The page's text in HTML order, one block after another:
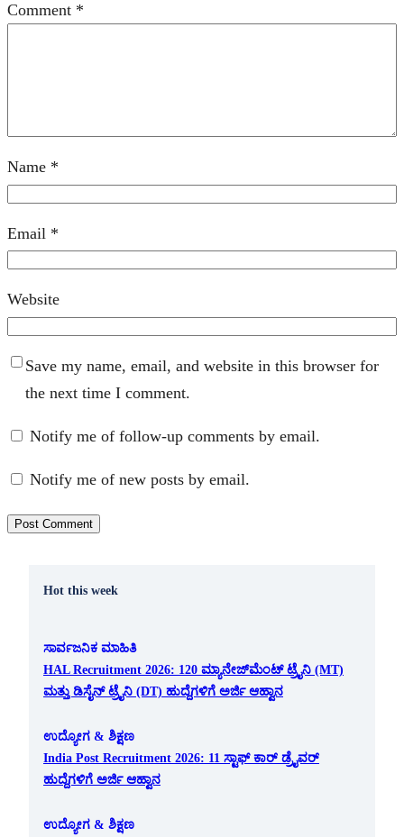
Comment *
Name *
Email *
Website
Save my name, email, and website in this browser for
the next time I comment.
Notify me of follow-up comments by email.
Notify me of new posts by email.
Hot this week
ಸಾರ್ವಜನಿಕ ಮಾಹಿತಿ
HAL Recruitment 2026: 120 ಮ್ಯಾನೇಜ್‌ಮೆಂಟ್ ಟ್ರೈನಿ (MT)
ಮತ್ತು ಡಿಸೈನ್ ಟ್ರೈನಿ (DT) ಹುದ್ದೆಗಳಿಗೆ ಅರ್ಜಿ ಆಹ್ವಾನ
ಉದ್ಯೋಗ & ಶಿಕ್ಷಣ
India Post Recruitment 2026: 11 ಸ್ಟಾಫ್ ಕಾರ್ ಡ್ರೈವರ್
ಹುದ್ದೆಗಳಿಗೆ ಅರ್ಜಿ ಆಹ್ವಾನ
ಉದ್ಯೋಗ & ಶಿಕ್ಷಣ